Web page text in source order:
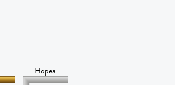
Hopea